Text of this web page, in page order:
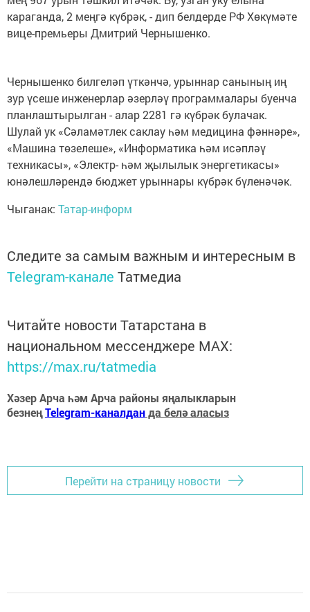
караганда, 2 меңгә күбрәк, - дип белдерде РФ Хөкүмәте
вице-премьеры Дмитрий Чернышенко.
Чернышенко билгеләп үткәнчә, урыннар санының иң
зур үсеше инженерлар әзерләү программалары буенча
планлаштырылган - алар 2281 гә күбрәк булачак.
Шулай ук «Сәламәтлек саклау һәм медицина фәннәре»,
«Машина төзелеше», «Информатика һәм исәпләү
техникасы», «Электр- һәм җылылык энергетикасы»
юнәлешләрендә бюджет урыннары күбрәк бүленәчәк.
Чыганак: Татар-информ
Следите за самым важным и интересным в
Telegram-канале Татмедиа
Читайте новости Татарстана в
национальном мессенджере MАХ:
https://max.ru/tatmedia
Хәзер Арча һәм Арча районы яңалыкларын
безнеңTelegram-каналданда белә аласыз
Перейти на страницу новости